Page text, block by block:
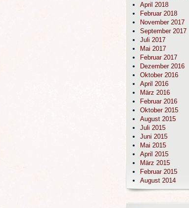
April 2018
Februar 2018
November 2017
September 2017
Juli 2017
Mai 2017
Februar 2017
Dezember 2016
Oktober 2016
April 2016
März 2016
Februar 2016
Oktober 2015
August 2015
Juli 2015
Juni 2015
Mai 2015
April 2015
März 2015
Februar 2015
August 2014